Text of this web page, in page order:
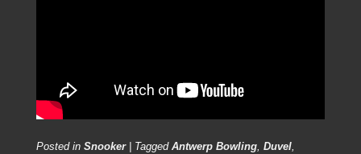
Posted in Snooker Tagged Antwerp Bowling, Duvel,